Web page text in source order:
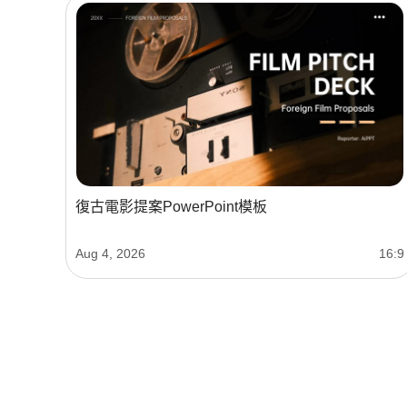
復古電影提案PowerPoint模板
Aug 4, 2026 16:9